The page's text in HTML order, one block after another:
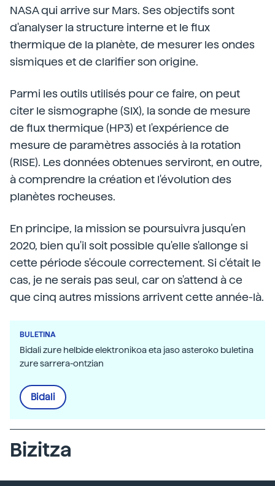
NASA qui arrive sur Mars. Ses objectifs sont
d'analyser la structure interne et le flux
thermique de la planète, de mesurer les ondes
sismiques et de clarifier son origine.
Parmi les outils utilisés pour ce faire, on peut
citer le sismographe (SIX), la sonde de mesure
de flux thermique (HP3) et l'expérience de
mesure de paramètres associés à la rotation
(RISE). Les données obtenues serviront, en outre,
à comprendre la création et l'évolution des
planètes rocheuses.
En principe, la mission se poursuivra jusqu'en
2020, bien qu'il soit possible qu'elle s'allonge si
cette période s'écoule correctement. Si c'était le
cas, je ne serais pas seul, car on s'attend à ce
que cinq autres missions arrivent cette année-là.
BULETINA
Bidali zure helbide elektronikoa eta jaso asteroko buletina
zure sarrera-ontzian
Bidali
Bizitza